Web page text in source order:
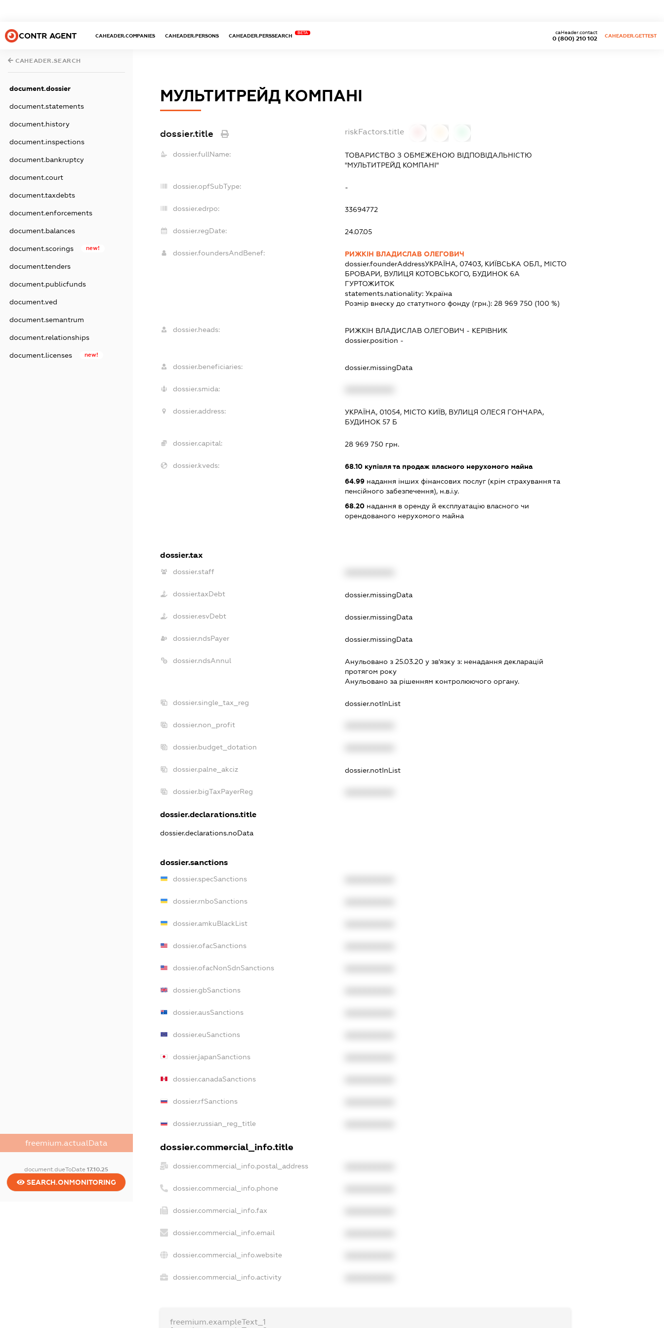
CONTR AGENT CAHEADER.COMPANIES CAHEADER.PERSONS CAHEADER.PERSSEARCH
BETA
0 (800) 210 102
caHeader.contact
CAHEADER.GETTEST
CAHEADER.SEARCH
document.dossier
document.statements
document.history
document.inspections
document.bankruptcy
document.court
document.taxdebts
document.enforcements
document.balances
document.scorings new!
document.tenders
document.publicfunds
document.ved
document.semantrum
document.relationships
document.licenses new!
freemium.actualData
document.dueToDate17.10.25
SEARCH.ONMONITORING
МУЛЬТИТРЕЙД КОМПАНІ
dossier.title riskFactors.title
dossier.fullName:
ТОВАРИСТВО З ОБМЕЖЕНОЮ ВІДПОВІДАЛЬНІСТЮ
"МУЛЬТИТРЕЙД КОМПАНІ"
dossier.opfSubType: -
dossier.edrpo: 33694772
dossier.regDate: 24.07.05
dossier.foundersAndBenef:
РИЖКІН ВЛАДИСЛАВ ОЛЕГОВИЧ
dossier.founderAddressУКРАЇНА, 07403, КИЇВСЬКА ОБЛ., МІСТО
БРОВАРИ, ВУЛИЦЯ КОТОВСЬКОГО, БУДИНОК 6А
ГУРТОЖИТОК
statements.nationality: Україна
Розмір внеску до статутного фонду (грн.): 28 969 750 (100 %)
dossier.heads: РИЖКІН ВЛАДИСЛАВ ОЛЕГОВИЧ - КЕРІВНИК
dossier.position -
dossier.beneficiaries: dossier.missingData
dossier.smida:
dossier.address:
УКРАЇНА, 01054, МІСТО КИЇВ, ВУЛИЦЯ ОЛЕСЯ ГОНЧАРА,
БУДИНОК 57 Б
dossier.capital: 28 969 750 грн.
dossier.kveds: 68.10купівля та продаж власного нерухомого майна
64.99надання інших фінансових послуг (крім страхування та
пенсійного забезпечення), н.в.і.у.
68.20надання в оренду й експлуатацію власного чи
орендованого нерухомого майна
dossier.tax
dossier.staff
dossier.taxDebt dossier.missingData
dossier.esvDebt dossier.missingData
dossier.ndsPayer dossier.missingData
dossier.ndsAnnul Анульовано з 25.03.20 у зв'язку з: ненадання декларацiй
протягом року
Анульовано за рiшенням контролюючого органу.
dossier.single_tax_reg dossier.notInList
dossier.non_profit
dossier.budget_dotation
dossier.palne_akciz dossier.notInList
dossier.bigTaxPayerReg
dossier.declarations.title
dossier.declarations.noData
dossier.sanctions
dossier.specSanctions
dossier.rnboSanctions
dossier.amkuBlackList
dossier.ofacSanctions
dossier.ofacNonSdnSanctions
dossier.gbSanctions
dossier.ausSanctions
dossier.euSanctions
dossier.japanSanctions
dossier.canadaSanctions
dossier.rfSanctions
dossier.russian_reg_title
dossier.commercial_info.title
dossier.commercial_info.postal_address
dossier.commercial_info.phone
dossier.commercial_info.fax
dossier.commercial_info.email
dossier.commercial_info.website
dossier.commercial_info.activity
freemium.exampleText_1